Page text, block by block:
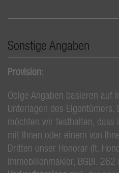
Sonstige Angaben
Provision:
Obige Angaben basieren auf
Unterlagen des
möchten wir festhalten, dass
mit Ihnen oder einem von
Dritten unser Honorar (lt.
Immobilienmakler, BGBl.